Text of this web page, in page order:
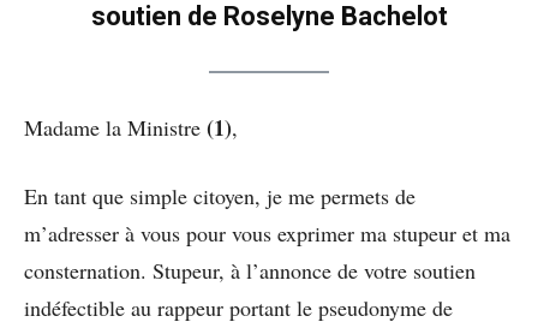
soutien de Roselyne Bachelot
Madame la Ministre (1),
En tant que simple citoyen, je me permets de
m’adresser à vous pour vous exprimer ma stupeur et ma
consternation. Stupeur, à l’annonce de votre soutien
indéfectible au rappeur portant le pseudonyme de